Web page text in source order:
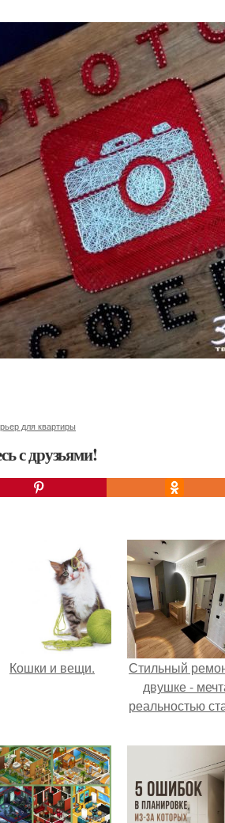
для квартиры
с друзьями!
Кошки и вещи.
Стильный
двушке -
реальностью